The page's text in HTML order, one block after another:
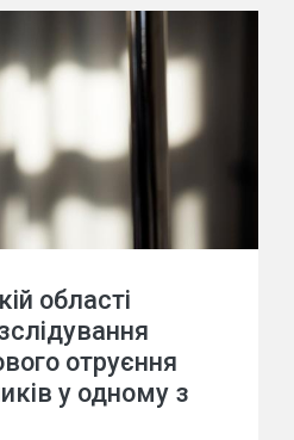
області
отруєння
у одному з